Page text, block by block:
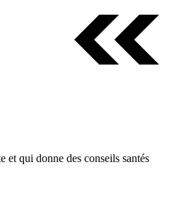
et qui donne des conseils santés